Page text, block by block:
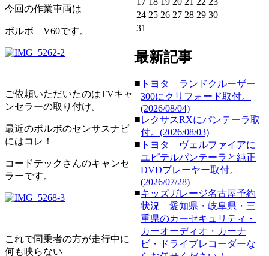
今回の作業車両は
ボルボ V60です。
ご依頼いただいたのはTVキャ
ンセラーの取り付け。
最近のボルボのセンサスナビ
にはコレ！
コードテックさんのキャンセ
ラーです。
これで同乗者の方が走行中に
何も映らない
24 25 26 27 28 29 30
31
最新記事
■ トヨタ ランドクルーザー
300にクリフォード取付。
(2026/08/04)
■レクサスRXにパンテーラ取
付。(2026/08/03)
■ トヨタ ヴェルファイアに
ユピテルパンテーラと純正
DVDプレーヤー取付。
(2026/07/28)
■キッズガレージ名古屋予約
状況 愛知県・岐阜県・三
重県のカーセキュリティ・
カーオーディオ・カーナ
ビ・ドライブレコーダーな